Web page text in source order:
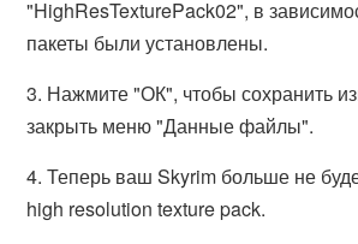
"HighResTexturePack02", в
пакеты были установлены.
3. Нажмите "ОК", чтобы сохранить
закрыть меню "Данные файлы".
4. Теперь ваш Skyrim больше не
high resolution texture pack.